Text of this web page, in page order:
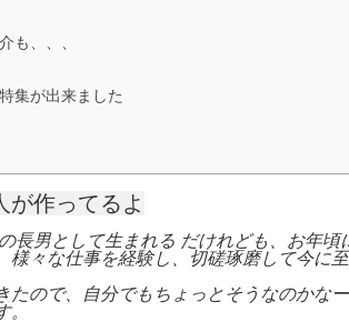
も、、、
集が出来ました
が作ってるよ
長男として生まれる だけれども、お年
様々な仕事を経験し、切磋琢磨して今に
ので、自分でもちょっとそうなのかな